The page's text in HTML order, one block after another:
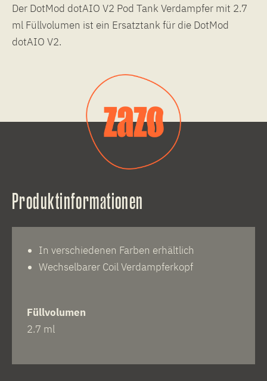
Der DotMod dotAIO V2 Pod Tank Verdampfer mit 2.7
ml Füllvolumen ist ein Ersatztank für die DotMod
dotAIO V2.
Produktinformationen
In verschiedenen Farben erhältlich
Wechselbarer Coil Verdampferkopf
Füllvolumen
2.7 ml